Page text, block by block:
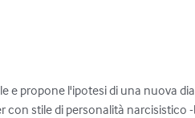
e propone l'ipotesi di una nuova
stile di personalità narcisistico